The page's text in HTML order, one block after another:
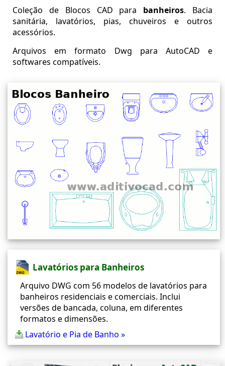
Coleção de Blocos CAD para banheiros. Bacia
sanitária, lavatórios, pias, chuveiros e outros
acessórios.
Arquivos em formato Dwg para AutoCAD e
softwares compatíveis.
Lavatórios para Banheiros
Arquivo DWG com 56 modelos de lavatórios para
banheiros residenciais e comerciais. Inclui
versões de bancada, coluna, em diferentes
formatos e dimensões.
Lavatório e Pia de Banho »